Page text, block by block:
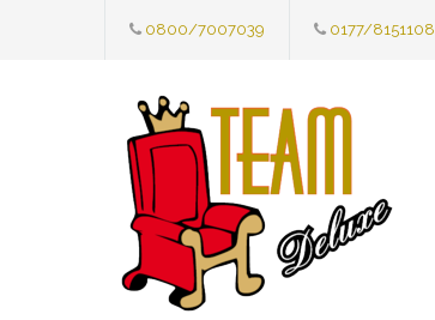
0800/7007039 0177/8151108